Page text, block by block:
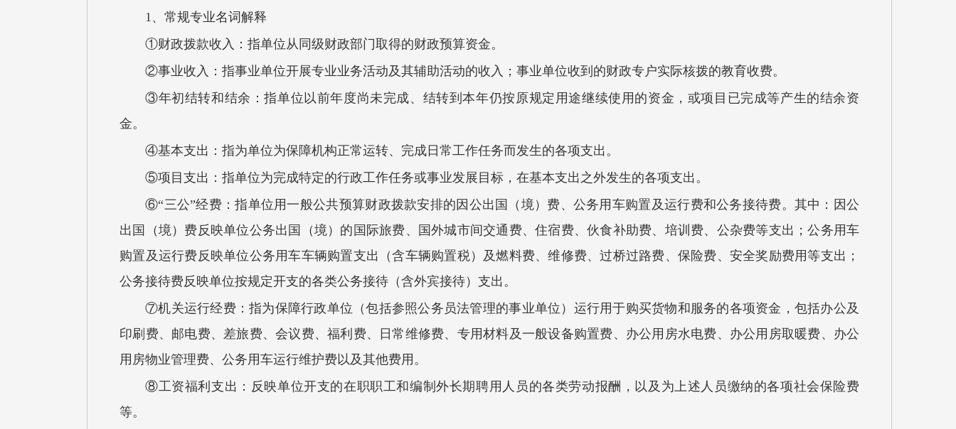
1、常规专业名词解释
①财政拨款收入：指单位从同级财政部门取得的财政预算资金。
②事业收入：指事业单位开展专业业务活动及其辅助活动的收入；事业单位收到的财政专户实际核拨的教育收费。
③年初结转和结余：指单位以前年度尚未完成、结转到本年仍按原规定用途继续使用的资金，或项目已完成等产生的结余资
金。
④基本支出：指为单位为保障机构正常运转、完成日常工作任务而发生的各项支出。
⑤项目支出：指单位为完成特定的行政工作任务或事业发展目标，在基本支出之外发生的各项支出。
⑥“三公”经费：指单位用一般公共预算财政拨款安排的因公出国（境）费、公务用车购置及运行费和公务接待费。其中：因公
出国（境）费反映单位公务出国（境）的国际旅费、国外城市间交通费、住宿费、伙食补助费、培训费、公杂费等支出；公务用车
购置及运行费反映单位公务用车车辆购置支出（含车辆购置税）及燃料费、维修费、过桥过路费、保险费、安全奖励费用等支出；
公务接待费反映单位按规定开支的各类公务接待（含外宾接待）支出。
⑦机关运行经费：指为保障行政单位（包括参照公务员法管理的事业单位）运行用于购买货物和服务的各项资金，包括办公及
印刷费、邮电费、差旅费、会议费、福利费、日常维修费、专用材料及一般设备购置费、办公用房水电费、办公用房取暖费、办公
用房物业管理费、公务用车运行维护费以及其他费用。
⑧工资福利支出：反映单位开支的在职职工和编制外长期聘用人员的各类劳动报酬，以及为上述人员缴纳的各项社会保险费
等。